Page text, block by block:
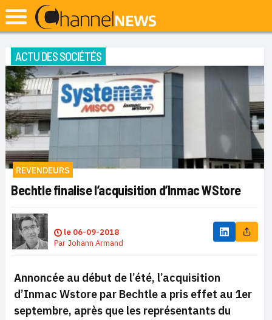
ACTU DES SOCIÉTÉS
REVENDEURS
Bechtle finalise l’acquisition d’Inmac WStore
le 06-09-2018
Par Johann Armand
Annoncée au début de l’été, l’acquisition
d’Inmac Wstore par Bechtle a pris effet au 1er
septembre, après que les représentants du